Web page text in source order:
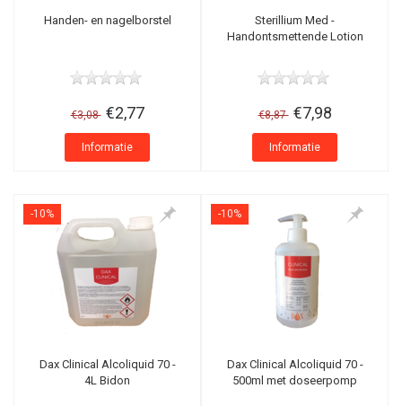
Handen- en nagelborstel
€3,08 €2,77
Informatie
Sterillium Med -
Handontsmettende Lotion
€8,87 €7,98
Informatie
-10%
Dax Clinical Alcoliquid 70 -
4L Bidon
-10%
Dax Clinical Alcoliquid 70 -
500ml met doseerpomp